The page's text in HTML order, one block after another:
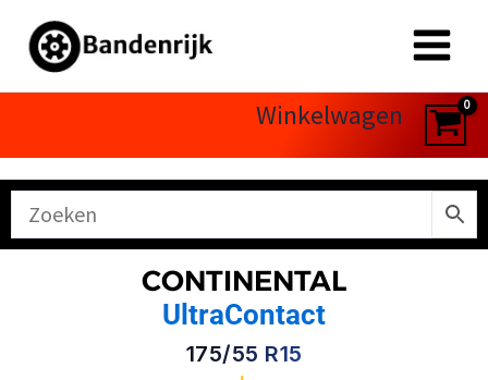
naar
Winkelwagen
CONTINENTAL
UltraContact
175/55 R15